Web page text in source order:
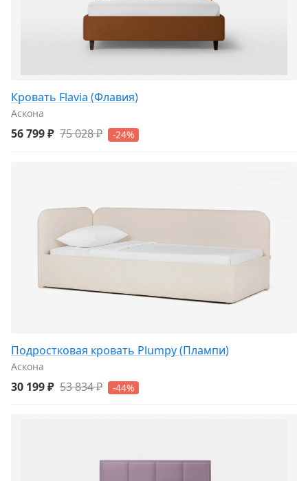
Кровать Flavia (Флавия)
Аскона
56 799 ₽ 75 028 ₽ -24%
Подростковая кровать Plumpy (Плампи)
Аскона
30 199 ₽ 53 834 ₽ -44%